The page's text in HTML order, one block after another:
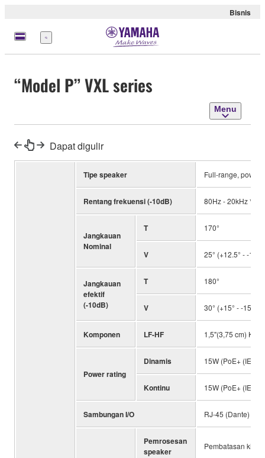
Bisnis
Menu
“Model P” VXL series
Menu
Dapat digulir
Tipe speaker Full-range,
Rentang frekuensi (-10dB) 80Hz - 20kHz *1
Jangkauan
Nominal
T 170°
V 25° (+12.5° - -
Jangkauan
efektif
(-10dB)
T 180°
V 30° (+15° - -15°)
Komponen LF-HF 1,5"(3,75 cm)
Power rating
Dinamis 15W (PoE+ (IEEE
Kontinu 15W (PoE+ (IEEE
Sambungan I/O RJ-45 (Dante) x１
Pemrosesan
speaker
Pembatasan klip,